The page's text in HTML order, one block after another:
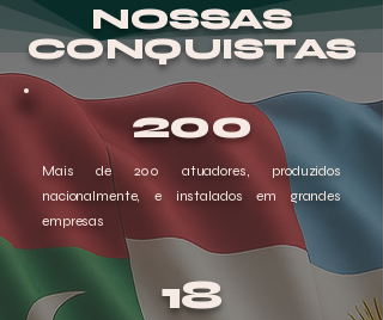
NOSSAS
CONQUISTAS
200
Mais de 200 atuadores, produzidos
nacionalmente, e instalados em grandes
empresas
18